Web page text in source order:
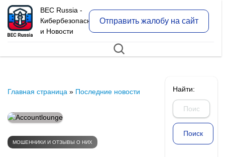
BEC Russia -
Кибербезопасность
и Новости
Отправить жалобу на сайт
Главная страница » Последние новости
МОШЕННИКИ И ОТЗЫВЫ О НИХ
Найти: